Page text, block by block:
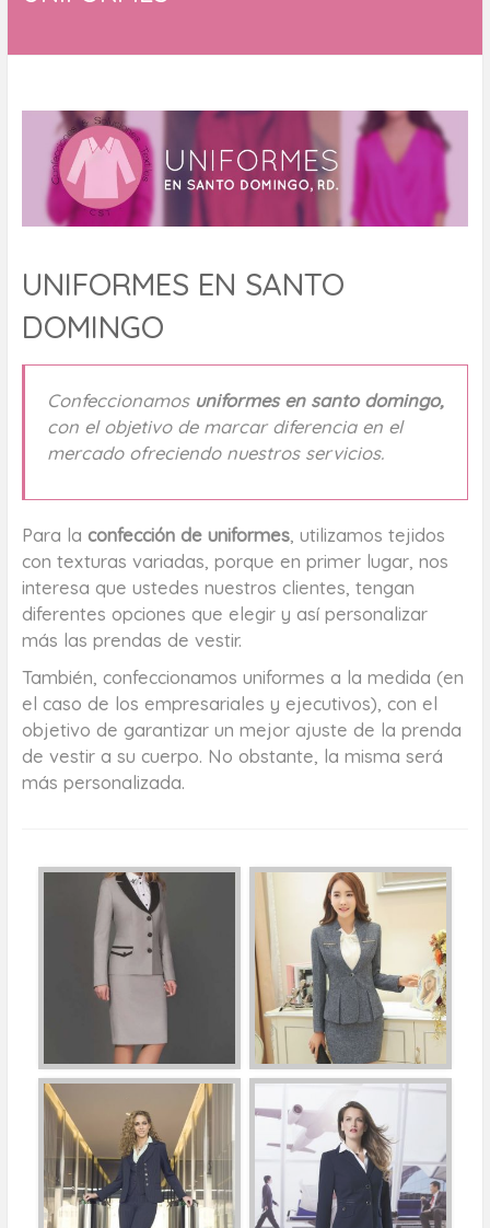
UNIFORMES EN SANTO
DOMINGO
Confeccionamos uniformes en santo domingo,
con el objetivo de marcar diferencia en el
mercado ofreciendo nuestros servicios.
Para la confección de uniformes, utilizamos tejidos
con texturas variadas, porque en primer lugar, nos
interesa que ustedes nuestros clientes, tengan
diferentes opciones que elegir y así personalizar
más las prendas de vestir.
También, confeccionamos uniformes a la medida (en
el caso de los empresariales y ejecutivos), con el
objetivo de garantizar un mejor ajuste de la prenda
de vestir a su cuerpo. No obstante, la misma será
más personalizada.